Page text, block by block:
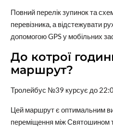
Повний перелік зупинок та
перевізника, а відстежувати
допомогою GPS у мобільних
До котрої
маршрут?
Тролейбус №39 курсує до
Цей маршрут є оптимальним
переміщення між Святошином